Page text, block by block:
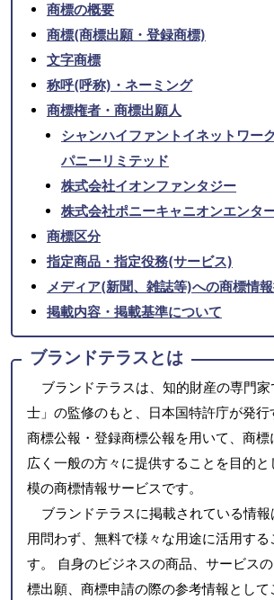
商標の概要
商標(商標出願・登録商標)
文字商標
称呼(呼称)・ネーミング
商標権者・商標出願人
シャンハイファントイネットワー
パニーリミテッド
株式会社イオンファンタジー
株式会社ポニーキャニオンエンタ
商標区分
指定商品・指定役務(サービス)
メディア(新聞、雑誌等)への商標情
掲載内容・掲載基準について
ブランドテラスとは
ブランドテラスは、知的財産の専門
士」の監修のもと、日本国特許庁が発行
商標公報・登録商標公報を用いて、商標
広く一般の方々に提供することを目的と
模の商標情報サービスです。
ブランドテラスに掲載されている情
用問わず、無料で様々な用途に活用する
す。 自身のビジネスの商品、サービス
標出願、商標申請の際の参考情報として